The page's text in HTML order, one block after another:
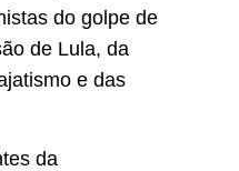
do golpe de
de Lula, da
e das
da